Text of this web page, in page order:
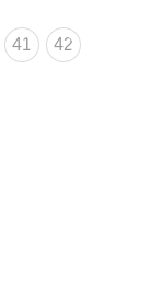
41 42